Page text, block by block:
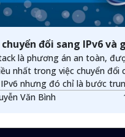
đổi sang IPv6 và
là phương án an toàn,
nhất trong việc chuyển đổi
nhưng đó chỉ là bước
cuối cùng IPv6 Single-Stack
Nguyễn Văn Bình